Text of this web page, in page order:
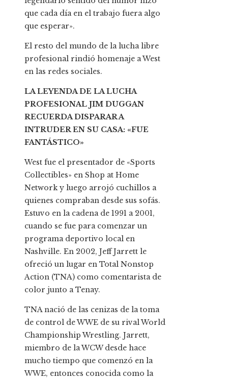
que cada día en el trabajo fuera algo
que esperar».
El resto del mundo de la lucha libre
profesional rindió homenaje a West
en las redes sociales.
LA LEYENDA DE LA LUCHA
PROFESIONAL JIM DUGGAN
RECUERDA DISPARAR A
INTRUDER EN SU CASA: «FUE
FANTÁSTICO»
West fue el presentador de «Sports
Collectibles» en Shop at Home
Network y luego arrojó cuchillos a
quienes compraban desde sus sofás.
Estuvo en la cadena de 1991 a 2001,
cuando se fue para comenzar un
programa deportivo local en
Nashville. En 2002, Jeff Jarrett le
ofreció un lugar en Total Nonstop
Action (TNA) como comentarista de
color junto a Tenay.
TNA nació de las cenizas de la toma
de control de WWE de su rival World
Championship Wrestling. Jarrett,
miembro de la WCW desde hace
mucho tiempo que comenzó en la
WWE, entonces conocida como la